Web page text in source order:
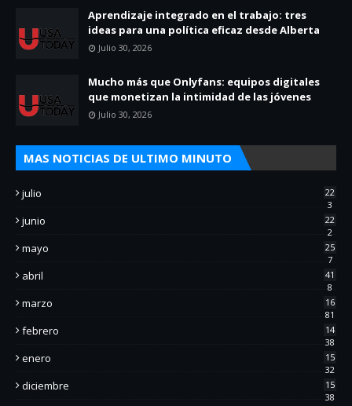
Aprendizaje integrado en el trabajo: tres
ideas para una política eficaz desde Alberta
Julio 30, 2026
Mucho más que Onlyfans: equipos digitales
que monetizan la intimidad de las jóvenes
Julio 30, 2026
MAS NOTICIAS DE ULTIMO MINUTO
julio
22
3
junio
22
2
mayo
25
7
abril
41
8
marzo
16
81
febrero
14
38
enero
15
32
diciembre
15
38